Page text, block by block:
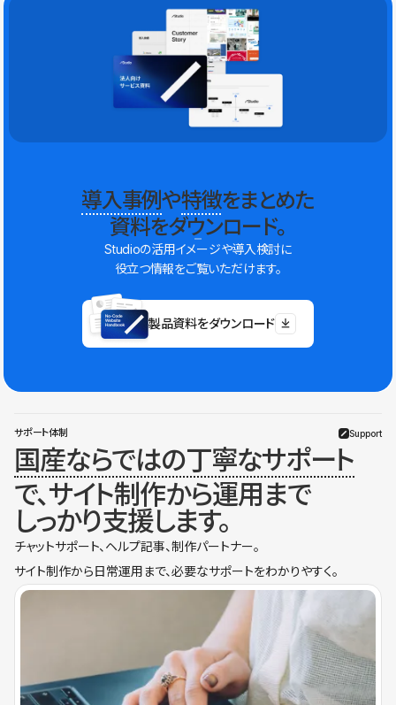
導入事例や特徴をまとめた
資料をダウンロード。
Studioの活用イメージや導入検討に
役立つ情報をご覧いただけます。
製品資料をダウンロード
サポート体制 Support
国産ならではの丁寧なサポート
で、サイト制作から運用まで
しっかり支援します。
チャットサポート、ヘルプ記事、制作パートナー。
サイト制作から日常運用まで、必要なサポートをわかりやすく。